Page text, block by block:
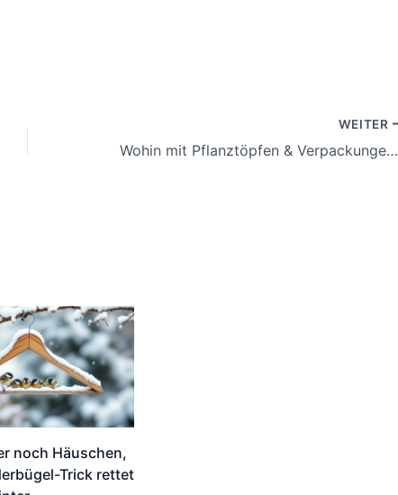
WEITER
Wohin mit Pflanztöpfen & Verpackungen? So entsorgen Sie Gartenabfälle richtig
noch Häuschen,
Trick rettet